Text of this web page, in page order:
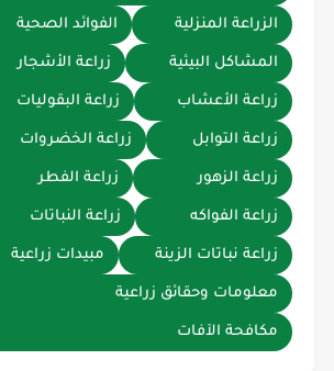
الزراعة المنزلية الفوائد الصحية
المشاكل البيئية زراعة الأشجار
زراعة الأعشاب زراعة البقوليات
زراعة التوابل زراعة الخضروات
زراعة الزهور زراعة الفطر
زراعة الفواكه زراعة النباتات
زراعة نباتات الزينة مبيدات زراعية
معلومات وحقائق زراعية
مكافحة الآفات